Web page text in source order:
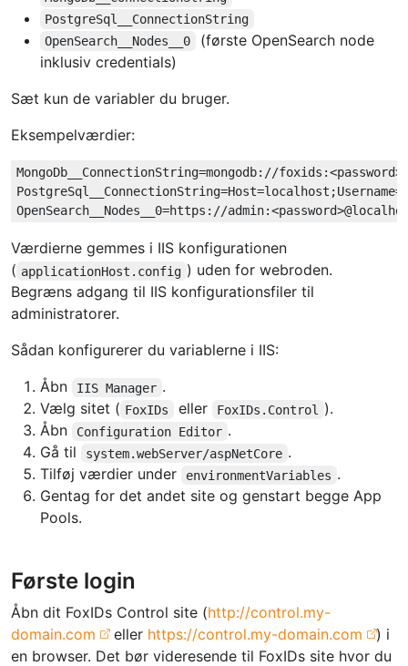
PostgreSql__ConnectionString
OpenSearch__Nodes__0
(første OpenSearch node
inklusiv credentials)
Sæt kun de variabler du bruger.
Eksempelværdier:
MongoDb__ConnectionString=mongodb://
Værdierne gemmes i IIS konfigurationen
( applicationHost.config ) uden for webroden.
Begræns adgang til IIS konfigurationsfiler til
administratorer.
Sådan konfigurerer du variablerne i IIS:
Åbn
IIS Manager .
Vælg sitet ( FoxIDs eller FoxIDs.Control
).
Åbn
Configuration Editor .
Gå til
system.webServer/aspNetCore .
Tilføj værdier under
environmentVariables .
Gentag for det andet site og genstart begge App
Pools.
Første login
Åbn dit FoxIDs Control site (http://control.my-
domain.com
eller https://control.my-domain.com
) i
en browser. Det bør videresende til FoxIDs site hvor du